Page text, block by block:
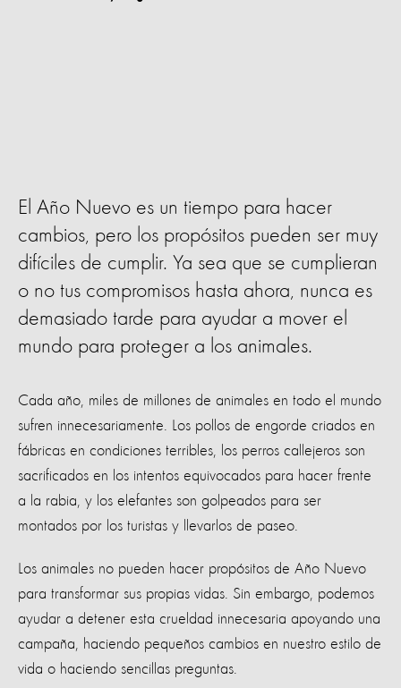
El Año Nuevo es un tiempo para hacer
cambios, pero los propósitos pueden ser muy
difíciles de cumplir. Ya sea que se cumplieran
o no tus compromisos hasta ahora, nunca es
demasiado tarde para ayudar a mover el
mundo para proteger a los animales.
Cada año, miles de millones de animales en todo el mundo
sufren innecesariamente. Los pollos de engorde criados en
fábricas en condiciones terribles, los perros callejeros son
sacrificados en los intentos equivocados para hacer frente
a la rabia, y los elefantes son golpeados para ser
montados por los turistas y llevarlos de paseo.
Los animales no pueden hacer propósitos de Año Nuevo
para transformar sus propias vidas. Sin embargo, podemos
ayudar a detener esta crueldad innecesaria apoyando una
campaña, haciendo pequeños cambios en nuestro estilo de
vida o haciendo sencillas preguntas.